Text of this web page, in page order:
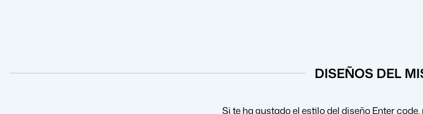
DISEÑOS DEL
Si te ha gustado el estilo del diseño Enter